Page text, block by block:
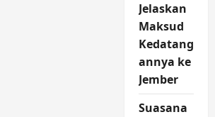
Jelaskan
Maksud
Kedatang
annya ke
Jember
Suasana